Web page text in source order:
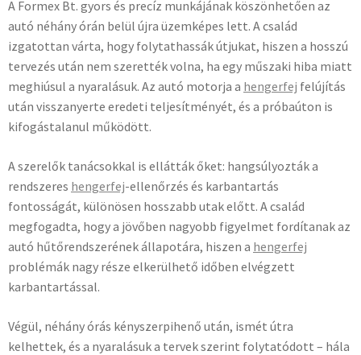
A Formex Bt. gyors és precíz munkájának köszönhetően az
autó néhány órán belül újra üzemképes lett. A család
izgatottan várta, hogy folytathassák útjukat, hiszen a hosszú
tervezés után nem szerették volna, ha egy műszaki hiba miatt
meghiúsul a nyaralásuk. Az autó motorja a hengerfej felújítás
után visszanyerte eredeti teljesítményét, és a próbaúton is
kifogástalanul működött.
A szerelők tanácsokkal is ellátták őket: hangsúlyozták a
rendszeres hengerfej-ellenőrzés és karbantartás
fontosságát, különösen hosszabb utak előtt. A család
megfogadta, hogy a jövőben nagyobb figyelmet fordítanak az
autó hűtőrendszerének állapotára, hiszen a hengerfej
problémák nagy része elkerülhető időben elvégzett
karbantartással.
Végül, néhány órás kényszerpihenő után, ismét útra
kelhettek, és a nyaralásuk a tervek szerint folytatódott – hála